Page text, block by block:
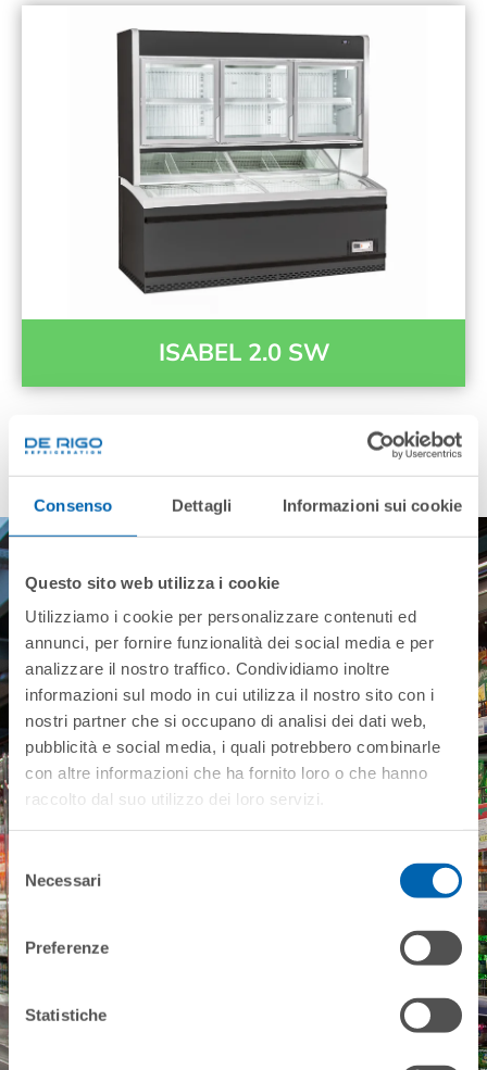
Consenso Dettagli Informazioni sui cookie
Questo sito web utilizza i cookie
Utilizziamo i cookie per personalizzare contenuti ed
annunci, per fornire funzionalità dei social media e per
analizzare il nostro traffico. Condividiamo inoltre
informazioni sul modo in cui utilizza il nostro sito con i
nostri partner che si occupano di analisi dei dati web,
pubblicità e social media, i quali potrebbero combinarle
con altre informazioni che ha fornito loro o che hanno
raccolto dal suo utilizzo dei loro servizi.
Selezione
del
consenso
Necessari
Preferenze
Statistiche
ISABEL 2.0 SW
Découvrez quelle est
la solution
la plus adaptée à vos
besoins